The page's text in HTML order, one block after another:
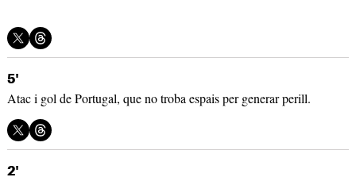
5'
Atac i gol de Portugal, que no troba espais per generar perill.
2'